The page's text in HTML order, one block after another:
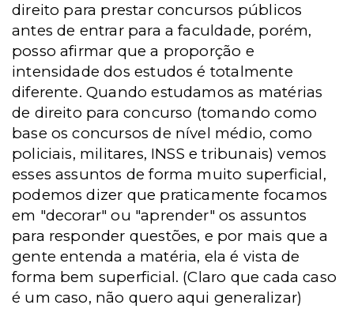
direito para prestar concursos públicos
antes de entrar para a faculdade, porém,
posso afirmar que a proporção e
intensidade dos estudos é totalmente
diferente. Quando estudamos as matérias
de direito para concurso (tomando como
base os concursos de nível médio, como
policiais, militares, INSS e tribunais) vemos
esses assuntos de forma muito superficial,
podemos dizer que praticamente focamos
em "decorar" ou "aprender" os assuntos
para responder questões, e por mais que a
gente entenda a matéria, ela é vista de
forma bem superficial. (Claro que cada caso
é um caso, não quero aqui generalizar)